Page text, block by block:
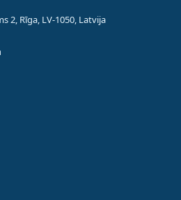
2, Rīga, LV-1050, Latvija